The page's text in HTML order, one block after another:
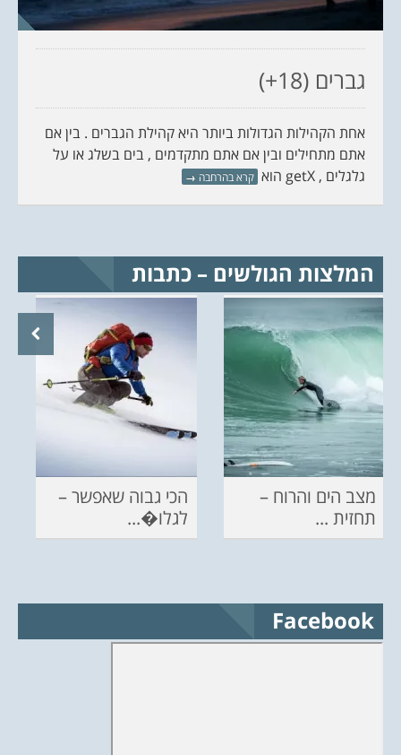
גברים (18+)
אחת הקהילות הגדולות ביותר היא קהילת הגברים . בין אם
אתם מתחילים ובין אם אתם מתקדמים , בים בשלג או על
גלגלים , getX הוא
קרא בהרחבה →
המלצות הגולשים – כתבות
מצב הים והרוח –
תחזית ...
הכי גבוה שאפשר –
לגלו�...
Facebook